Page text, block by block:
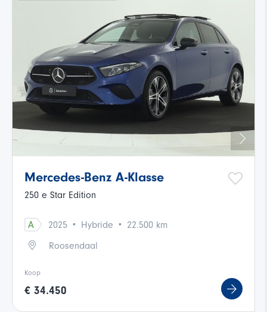
Mercedes-Benz A-Klasse
250 e Star Edition
A 2025 · Hybride · 22.500 km
Roosendaal
Koop
€ 34.450